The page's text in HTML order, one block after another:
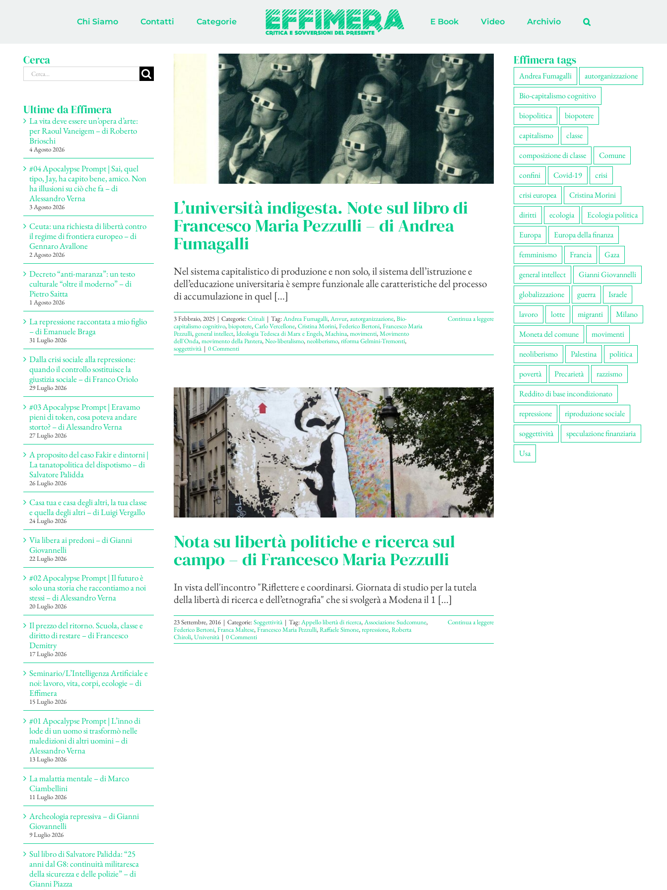
Chi Siamo Contatti Categorie E Book Video Archivio
L’università indigesta. Note sul libro di
Francesco Maria Pezzulli – di Andrea
Fumagalli
Nel sistema capitalistico di produzione e non solo, il sistema dell’istruzione e
dell’educazione universitaria è sempre funzionale alle caratteristiche del processo
di accumulazione in quel [...]
3 Febbraio, 2025 | Categorie:Crinali | Tag:Andrea Fumagalli,Anvur,autorganizzazione,Bio-
capitalismo cognitivo,biopotere,Carlo Vercellone,Cristina Morini,Federico Bertoni,Francesco Maria
Pezzulli,general intellect,Ideologia Tedesca di Marx e Engels,Machina,movimenti,Movimento
dell'Onda,movimento della Pantera,Neo-liberalismo,neoliberismo,riforma Gelmini-Tremonti,
soggettività | 0 Commenti
Continua a leggere
Nota su libertà politiche e ricerca sul
campo – di Francesco Maria Pezzulli
In vista dell'incontro "Riflettere e coordinarsi. Giornata di studio per la tutela
della libertà di ricerca e dell’etnografia" che si svolgerà a Modena il 1 [...]
23 Settembre, 2016 | Categorie:Soggettività | Tag:Appello libertà di ricerca,Associazione Sudcomune,
Federico Bertoni,Franca Maltese,Francesco Maria Pezzulli,Raffaele Simone,repressione,Roberta
Chiroli,Università | 0 Commenti
Continua a leggere
Cerca
Cerca
per:
Ultime da Effimera
La vita deve essere un’opera d’arte:
per Raoul Vaneigem – di Roberto
Brioschi
4 Agosto 2026
#04 Apocalypse Prompt | Sai, quel
tipo, Jay, ha capito bene, amico. Non
ha illusioni su ciò che fa – di
Alessandro Verna
3 Agosto 2026
Ceuta: una richiesta di libertà contro
il regime di frontiera europeo – di
Gennaro Avallone
2 Agosto 2026
Decreto “anti-maranza”: un testo
culturale “oltre il moderno” – di
Pietro Saitta
1 Agosto 2026
La repressione raccontata a mio figlio
– di Emanuele Braga
31 Luglio 2026
Dalla crisi sociale alla repressione:
quando il controllo sostituisce la
giustizia sociale – di Franco Oriolo
29 Luglio 2026
#03 Apocalypse Prompt | Eravamo
pieni di token, cosa poteva andare
storto? – di Alessandro Verna
27 Luglio 2026
A proposito del caso Fakir e dintorni |
La tanatopolitica del dispotismo – di
Salvatore Palidda
26 Luglio 2026
Casa tua e casa degli altri, la tua classe
e quella degli altri – di Luigi Vergallo
24 Luglio 2026
Via libera ai predoni – di Gianni
Giovannelli
22 Luglio 2026
#02 Apocalypse Prompt | Il futuro è
solo una storia che raccontiamo a noi
stessi – di Alessandro Verna
20 Luglio 2026
Il prezzo del ritorno. Scuola, classe e
diritto di restare – di Francesco
Demitry
17 Luglio 2026
Seminario/L’Intelligenza Artificiale e
noi: lavoro, vita, corpi, ecologie – di
Effimera
15 Luglio 2026
#01 Apocalypse Prompt | L’inno di
lode di un uomo si trasformò nelle
maledizioni di altri uomini – di
Alessandro Verna
13 Luglio 2026
La malattia mentale – di Marco
Ciambellini
11 Luglio 2026
Archeologia repressiva – di Gianni
Giovannelli
9 Luglio 2026
Sul libro di Salvatore Palidda: “25
anni dal G8: continuità militaresca
della sicurezza e delle polizie” – di
Gianni Piazza
Effimera tags
Andrea Fumagalli
autorganizzazione
Bio-capitalismo cognitivo
biopolitica
biopotere
capitalismo
classe
composizione di classe
Comune
confini
Covid-19
crisi
crisi europea
Cristina Morini
diritti
ecologia
Ecologia politica
Europa
Europa della finanza
femminismo
Francia
Gaza
general intellect
Gianni Giovannelli
globalizzazione
guerra
Israele
lavoro
lotte migranti
Milano
Moneta del comune
movimenti
neoliberismo
Palestina
politica
povertà
Precarietà
razzismo
Reddito di base incondizionato
repressione
riproduzione sociale
soggettività
speculazione finanziaria
Usa